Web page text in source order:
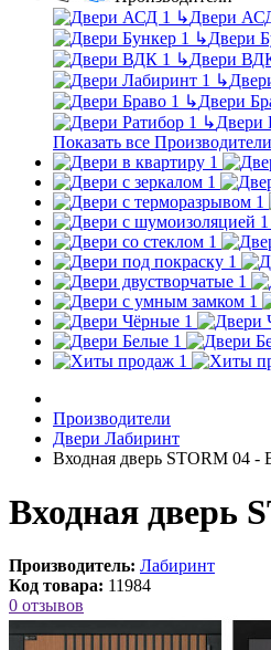
↳Двери
↳Двери
↳Двери
↳
↳Двери
↳Двери
Показать все Производители
Производители
Двери Лабиринт
Входная дверь STORM 04 -
Входная дверь
Производитель: Лабиринт
Код товара: 11984
0 отзывов